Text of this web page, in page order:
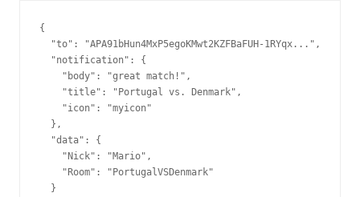
{
  "to": "APA91bHun4MxP5egoKMwt2KZFBaFUH-1RYqx...",
  "notification": {
    "body": "great match!",
    "title": "Portugal vs. Denmark",
    "icon": "myicon"
  },
  "data": {
    "Nick": "Mario",
    "Room": "PortugalVSDenmark"
  }